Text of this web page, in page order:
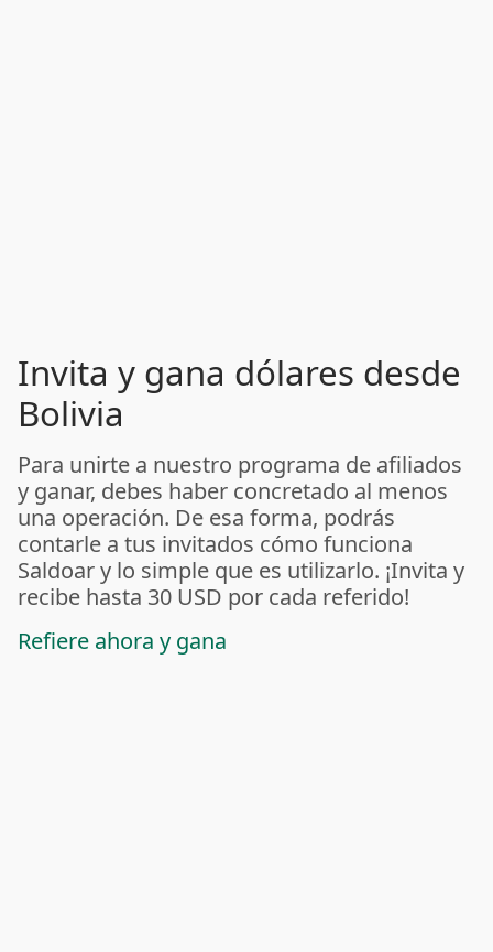
Invita y gana dólares desde
Bolivia
Para unirte a nuestro programa de afiliados
y ganar, debes haber concretado al menos
una operación. De esa forma, podrás
contarle a tus invitados cómo funciona
Saldoar y lo simple que es utilizarlo. ¡Invita y
recibe hasta 30 USD por cada referido!
Refiere ahora y gana